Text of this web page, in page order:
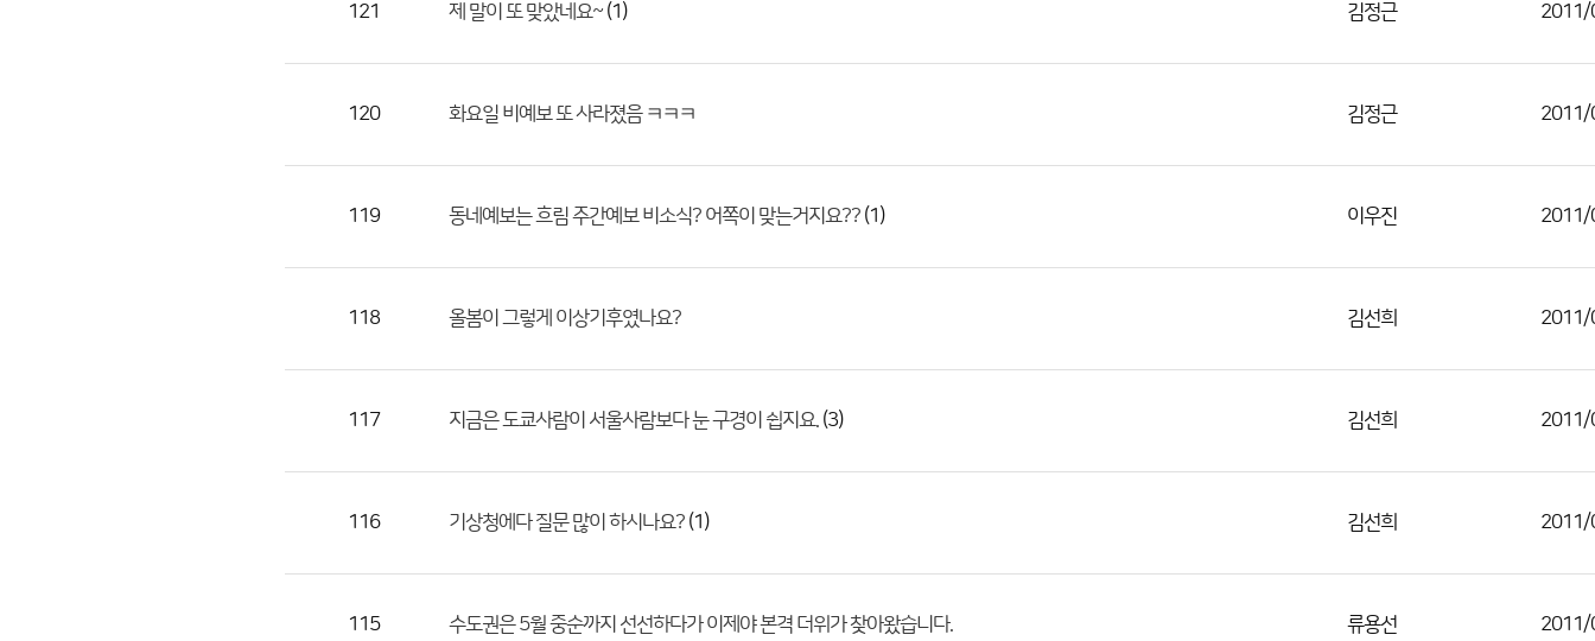
로
제
성
121 제 말이 또 맞았네요~ (1) 김정근 2011/
120 화요일 비예보 또 사라졌음 ㅋㅋㅋ 김정근 2011/
119 동네예보는 흐림 주간예보 비소식? 어쪽이 맞는거지요?? (1) 이우진 2011/
118 올봄이 그렇게 이상기후였나요? 김선희 2011/
117 지금은 도쿄사람이 서울사람보다 눈 구경이 쉽지요. (3) 김선희 2011/
116 기상청에다 질문 많이 하시나요? (1) 김선희 2011/
115 수도권은 5월 중순까지 선선하다가 이제야 본격 더위가 찾아왔습니다. 류용선 2011/